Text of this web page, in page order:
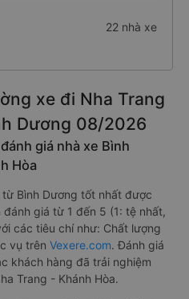
22 nhà xe
xe đi Nha Trang
Dương 08/2026
giá nhà xe Bình
Hòa
Bình Dương tốt nhất được
giá từ 1 đến 5 (1: tệ nhất,
các tiêu chí như: Chất lượng
vụ trên Vexere.com. Đánh giá
khách hàng đã trải nghiệm
Trang - Khánh Hòa.